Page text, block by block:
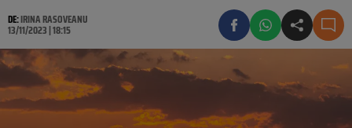
DE:IRINA RASOVEANU
13/11/2023 | 18:15